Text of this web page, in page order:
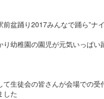
盆踊り2017みんなで踊ら”ナ
幼稚園の園児が元気いっぱ
生徒会の皆さんが会場での
した